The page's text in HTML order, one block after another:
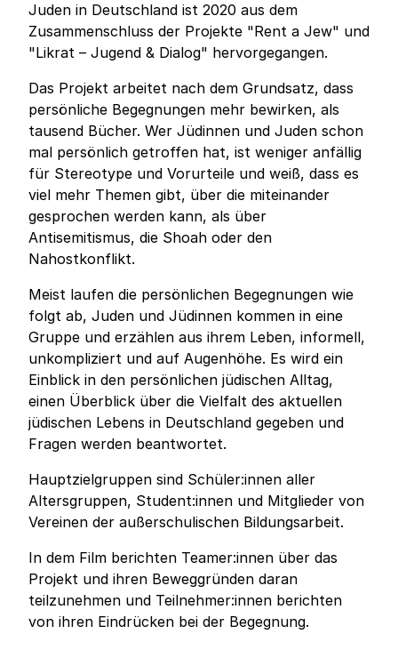
Juden in Deutschland ist 2020 aus dem
Zusammenschluss der Projekte "Rent a Jew" und
"Likrat – Jugend & Dialog" hervorgegangen.
Das Projekt arbeitet nach dem Grundsatz, dass
persönliche Begegnungen mehr bewirken, als
tausend Bücher. Wer Jüdinnen und Juden schon
mal persönlich getroffen hat, ist weniger anfällig
für Stereotype und Vorurteile und weiß, dass es
viel mehr Themen gibt, über die miteinander
gesprochen werden kann, als über
Antisemitismus, die Shoah oder den
Nahostkonflikt.
Meist laufen die persönlichen Begegnungen wie
folgt ab, Juden und Jüdinnen kommen in eine
Gruppe und erzählen aus ihrem Leben, informell,
unkompliziert und auf Augenhöhe. Es wird ein
Einblick in den persönlichen jüdischen Alltag,
einen Überblick über die Vielfalt des aktuellen
jüdischen Lebens in Deutschland gegeben und
Fragen werden beantwortet.
Hauptzielgruppen sind Schüler:innen aller
Altersgruppen, Student:innen und Mitglieder von
Vereinen der außerschulischen Bildungsarbeit.
In dem Film berichten Teamer:innen über das
Projekt und ihren Beweggründen daran
teilzunehmen und Teilnehmer:innen berichten
von ihren Eindrücken bei der Begegnung.